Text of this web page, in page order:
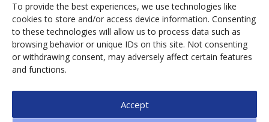
To provide the best experiences, we use technologies like
cookies to store and/or access device information. Consenting
to these technologies will allow us to process data such as
browsing behavior or unique IDs on this site. Not consenting
or withdrawing consent, may adversely affect certain features
and functions.
Accept
Piemonte(15) Puglia(12) Religion(22) Roma(47)
Sardegna(20) September(9) Torino(12)
Tradition(26) Veneto(12) Verona(11) Wein(31)
Wine(30)